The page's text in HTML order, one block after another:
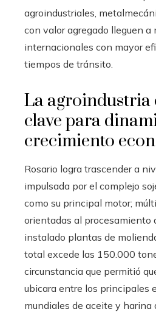
agroindustriales,
con valor agregado lleguen a
internacionales con mayor
tiempos de tránsito.
La agroindustria
clave para
crecimiento
Rosario logra trascender a
impulsada por el complejo
como su principal motor;
orientadas al procesamiento
instalado plantas de
total excede las 150.000
circunstancia que permitió
ubicara entre los principales
mundiales de aceite y harina